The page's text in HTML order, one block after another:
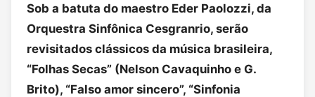
Sob a batuta do maestro Eder Paolozzi, da
Orquestra Sinfônica Cesgranrio, serão
revisitados clássicos da música brasileira,
“Folhas Secas” (Nelson Cavaquinho e G.
Brito), “Falso amor sincero”, “Sinfonia